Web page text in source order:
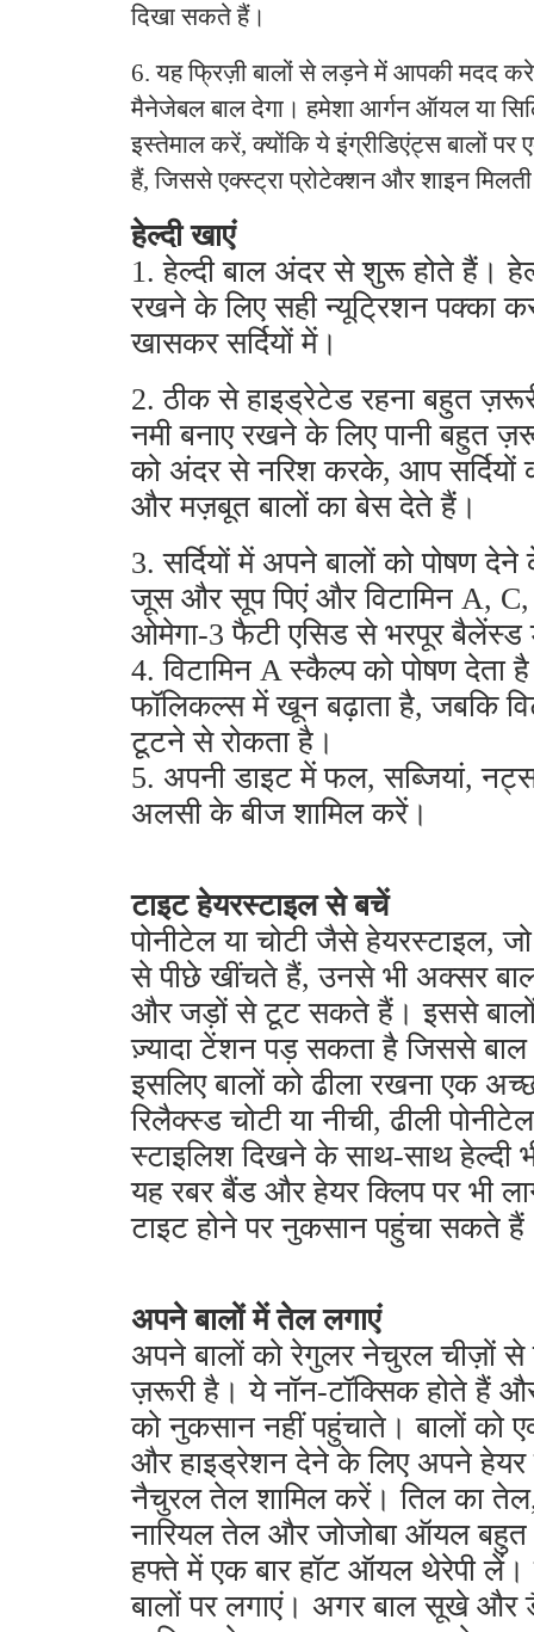
दिखा सकते हैं।
6. यह फ्रिज़ी बालों से लड़ने में आपकी मदद
मैनेजेबल बाल देगा। हमेशा आर्गन ऑयल या
इस्तेमाल करें, क्योंकि ये इंग्रीडिएंट्स बालों पर
हैं, जिससे एक्स्ट्रा प्रोटेक्शन और शाइन
हेल्दी खाएं
1. हेल्दी बाल अंदर से शुरू होते हैं।
रखने के लिए सही न्यूट्रिशन पक्का
खासकर सर्दियों में।
2. ठीक से हाइड्रेटेड रहना बहुत
नमी बनाए रखने के लिए पानी बहुत
को अंदर से नरिश करके, आप सर्दियों
और मज़बूत बालों का बेस देते हैं।
3. सर्दियों में अपने बालों को पोषण
जूस और सूप पिएं और विटामिन A,
ओमेगा-3 फैटी एसिड से भरपूर बैलेंस्ड
4. विटामिन A स्कैल्प को पोषण देता
फॉलिकल्स में खून बढ़ाता है, जबकि
टूटने से रोकता है।
5. अपनी डाइट में फल, सब्जियां,
अलसी के बीज शामिल करें।
टाइट हेयरस्टाइल से बचें
पोनीटेल या चोटी जैसे हेयरस्टाइल,
से पीछे खींचते हैं, उनसे भी अक्सर
और जड़ों से टूट सकते हैं। इससे
ज़्यादा टेंशन पड़ सकता है जिससे
इसलिए बालों को ढीला रखना एक
रिलैक्स्ड चोटी या नीची, ढीली
स्टाइलिश दिखने के साथ-साथ हेल्दी
यह रबर बैंड और हेयर क्लिप पर भी
टाइट होने पर नुकसान पहुंचा सकते
अपने बालों में तेल लगाएं
अपने बालों को रेगुलर नेचुरल चीज़ों से
ज़रूरी है। ये नॉन-टॉक्सिक होते हैं
को नुकसान नहीं पहुंचाते। बालों को
और हाइड्रेशन देने के लिए अपने
नैचुरल तेल शामिल करें। तिल का
नारियल तेल और जोजोबा ऑयल
हफ्ते में एक बार हॉट ऑयल थेरेपी
बालों पर लगाएं। अगर बाल सूखे और